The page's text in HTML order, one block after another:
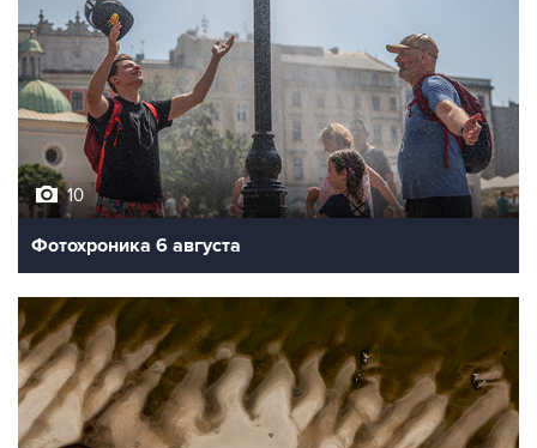
10
Фотохроника 6 августа